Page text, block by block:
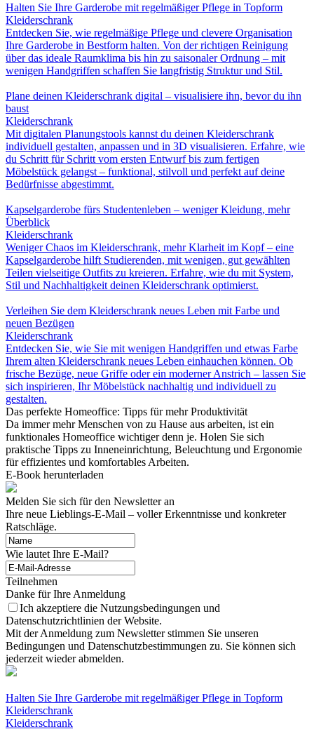
Halten Sie Ihre Garderobe mit regelmäßiger Pflege in Topform
Kleiderschrank
Entdecken Sie, wie regelmäßige Pflege und clevere Organisation
Ihre Garderobe in Bestform halten. Von der richtigen Reinigung
über das ideale Raumklima bis hin zu saisonaler Ordnung – mit
wenigen Handgriffen schaffen Sie langfristig Struktur und Stil.
Plane deinen Kleiderschrank digital – visualisiere ihn, bevor du ihn
baust
Kleiderschrank
Mit digitalen Planungstools kannst du deinen Kleiderschrank
individuell gestalten, anpassen und in 3D visualisieren. Erfahre, wie
du Schritt für Schritt vom ersten Entwurf bis zum fertigen
Möbelstück gelangst – funktional, stilvoll und perfekt auf deine
Bedürfnisse abgestimmt.
Kapselgarderobe fürs Studentenleben – weniger Kleidung, mehr
Überblick
Kleiderschrank
Weniger Chaos im Kleiderschrank, mehr Klarheit im Kopf – eine
Kapselgarderobe hilft Studierenden, mit wenigen, gut gewählten
Teilen vielseitige Outfits zu kreieren. Erfahre, wie du mit System,
Stil und Nachhaltigkeit deinen Kleiderschrank optimierst.
Verleihen Sie dem Kleiderschrank neues Leben mit Farbe und
neuen Bezügen
Kleiderschrank
Entdecken Sie, wie Sie mit wenigen Handgriffen und etwas Farbe
Ihrem alten Kleiderschrank neues Leben einhauchen können. Ob
frische Bezüge, neue Griffe oder ein moderner Anstrich – lassen Sie
sich inspirieren, Ihr Möbelstück nachhaltig und individuell zu
gestalten.
Das perfekte Homeoffice: Tipps für mehr Produktivität
Da immer mehr Menschen von zu Hause aus arbeiten, ist ein
funktionales Homeoffice wichtiger denn je. Holen Sie sich
praktische Tipps zu Inneneinrichtung, Beleuchtung und Ergonomie
für effizientes und komfortables Arbeiten.
E-Book herunterladen
Melden Sie sich für den Newsletter an
Ihre neue Lieblings-E-Mail – voller Erkenntnisse und konkreter
Ratschläge.
Wie lautet Ihre E-Mail?
Teilnehmen
Danke für Ihre Anmeldung
Ich akzeptiere die Nutzungsbedingungen und
Datenschutzrichtlinien der Website.
Mit der Anmeldung zum Newsletter stimmen Sie unseren
Bedingungen und Datenschutzbestimmungen zu. Sie können sich
jederzeit wieder abmelden.
Halten Sie Ihre Garderobe mit regelmäßiger Pflege in Topform
Kleiderschrank
Kleiderschrank